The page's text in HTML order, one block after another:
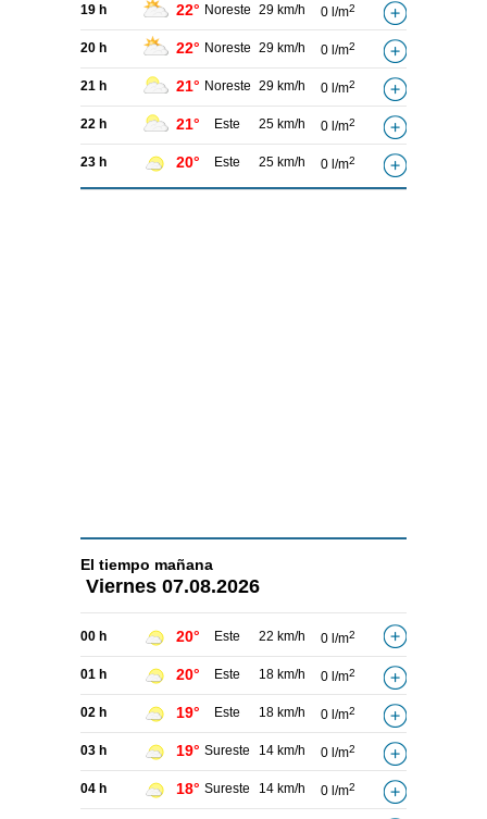
19 h 22° Noreste 29 km/h 0 l/m2
20 h 22° Noreste 29 km/h 0 l/m2
21 h 21° Noreste 29 km/h 0 l/m2
22 h 21° Este 25 km/h 0 l/m2
23 h 20° Este 25 km/h 0 l/m2
El tiempo mañana
Viernes 07.08.2026
00 h 20° Este 22 km/h 0 l/m2
01 h 20° Este 18 km/h 0 l/m2
02 h 19° Este 18 km/h 0 l/m2
03 h 19° Sureste 14 km/h 0 l/m2
04 h 18° Sureste 14 km/h 0 l/m2